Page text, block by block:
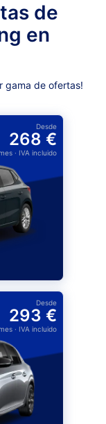
de
en
gama de ofertas!
Desde
268 €
· IVA incluido
Desde
293 €
· IVA incluido